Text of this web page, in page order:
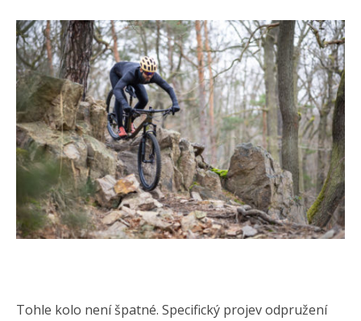
Tohle kolo není špatné. Specifický projev odpružení